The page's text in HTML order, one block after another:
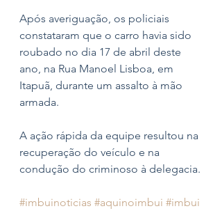
Após averiguação, os policiais
constataram que o carro havia sido
roubado no dia 17 de abril deste
ano, na Rua Manoel Lisboa, em
Itapuã, durante um assalto à mão
armada.
A ação rápida da equipe resultou na
recuperação do veículo e na
condução do criminoso à delegacia.
#imbuinoticias #aquinoimbui #imbui